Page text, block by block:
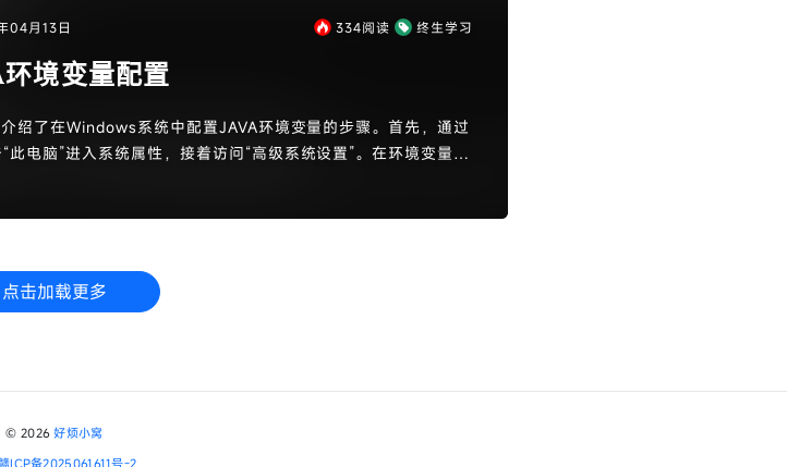
04月13日 334阅读 终生学习
环境变量配置
绍了在Windows系统中配置JAVA环境变量的步骤。首先，通过
此电脑”进入系统属性，接着访问“高级系统设置”。在环境变量中
点击加载更多
© 2026好烦小窝
ICP备2025061611号-2